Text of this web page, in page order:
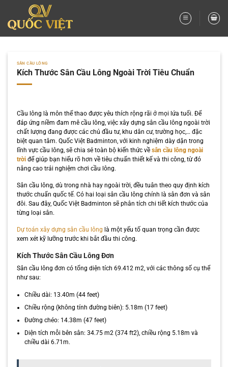
nội
dung
SÂN CẦU LÔNG
Kích Thước Sân Cầu Lông Ngoài Trời Tiêu Chuẩn
Cầu lông là môn thể thao được yêu thích rộng rãi ở mọi lứa tuổi. Để
đáp ứng niềm đam mê cầu lông, việc xây dựng sân cầu lông ngoài trời
chất lượng đang được các chủ đầu tư, khu dân cư, trường học,… đặc
biệt quan tâm. Quốc Việt Badminton, với kinh nghiệm dày dặn trong
lĩnh vực cầu lông, sẽ chia sẻ toàn bộ kiến thức về sân cầu lông ngoài
trờiđể giúp bạn hiểu rõ hơn về tiêu chuẩn thiết kế và thi công, từ đó
nâng cao trải nghiệm chơi cầu lông.
Sân cầu lông, dù trong nhà hay ngoài trời, đều tuân theo quy định kích
thước chuẩn quốc tế. Có hai loại sân cầu lông chính là sân đơn và sân
đôi. Sau đây, Quốc Việt Badminton sẽ phân tích chi tiết kích thước của
từng loại sân.
Dự toán xây dựng sân cầu lông là một yếu tố quan trọng cần được
xem xét kỹ lưỡng trước khi bắt đầu thi công.
Kích Thước Sân Cầu Lông Đơn
Sân cầu lông đơn có tổng diện tích 69.412 m2, với các thông số cụ thể
như sau:
Chiều dài: 13.40m (44 feet)
Chiều rộng (không tính đường biên): 5.18m (17 feet)
Đường chéo: 14.38m (47 feet)
Diện tích mỗi bên sân: 34.75 m2 (374 ft2), chiều rộng 5.18m và
chiều dài 6.71m.